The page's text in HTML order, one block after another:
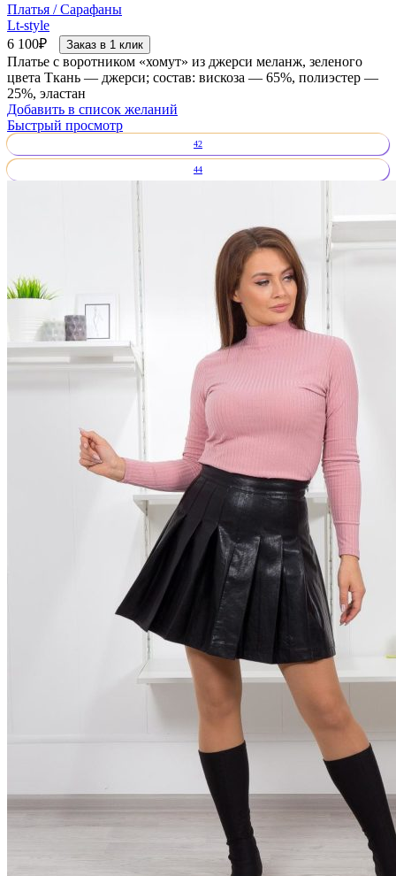
Платья / Сарафаны
Lt-style
6 100₽ Заказ в 1 клик
Платье с воротником «хомут» из джерси меланж, зеленого
цвета Ткань — джерси; состав: вискоза — 65%, полиэстер —
25%, эластан
Добавить в список желаний
Быстрый просмотр
42
44